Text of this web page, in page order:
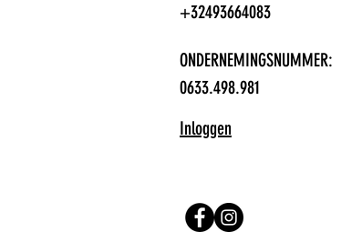
+32493664083
ONDERNEMINGSNUMMER:
0633.498.981
Inloggen